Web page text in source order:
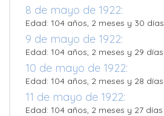
8 de mayo de 1922:
Edad: 104 años, 2 meses y 30 días
9 de mayo de 1922:
Edad: 104 años, 2 meses y 29 días
10 de mayo de 1922:
Edad: 104 años, 2 meses y 28 días
11 de mayo de 1922:
Edad: 104 años, 2 meses y 27 días